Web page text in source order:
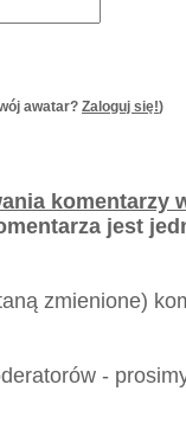
awatar? Zaloguj się!)
komentarzy
jest
zmienione)
-